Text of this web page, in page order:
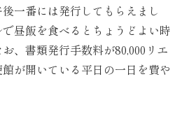
一番には発行してもらえまし
昼飯を食べるとちょうどよい時
、書類発行手数料が80,000リエ
が開いている平日の一日を費や